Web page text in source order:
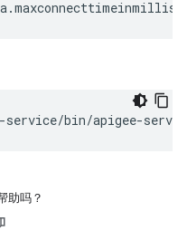
service/bin/apigee-
助吗？